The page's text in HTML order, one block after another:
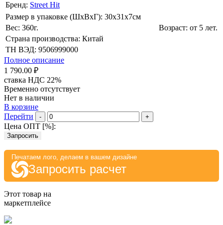
Бренд: Street Hit
Размер в упаковке (ШхВxГ): 30х31х7cм
Вес: 360г.
Возраст: от 5 лет.
Страна производства: Китай
ТН ВЭД: 9506999000
Полное описание
1 790.00 ₽
ставка НДС 22%
Временно отсутствует
Нет в наличии
В корзине
Перейти
- +
Цена ОПТ [%]:
Запросить
Печатаем лого, делаем в вашем дизайне
Запросить расчет
Этот товар на
маркетплейсе